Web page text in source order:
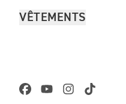
VÊTEMENTS